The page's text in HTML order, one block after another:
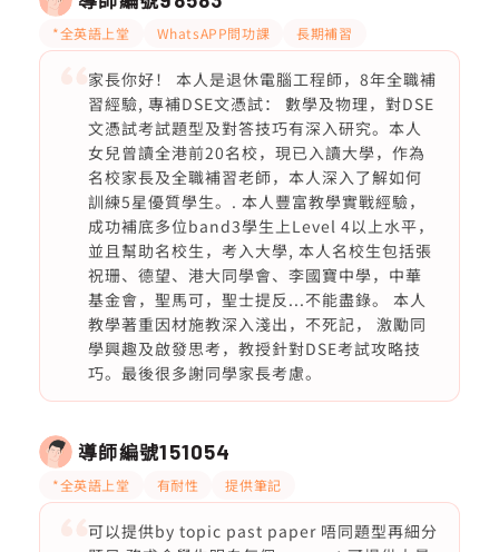
*全英語上堂 WhatsAPP問功課 長期補習
家長你好！ 本人是退休電腦工程師，8年全職補
習經驗, 專補DSE文憑試： 數學及物理，對DSE
文憑試考試題型及對答技巧有深入研究。本人
女兒曾讀全港前20名校，現已入讀大學，作為
名校家長及全職補習老師，本人深入了解如何
訓練5星優質學生。. 本人豐富教學實戰經驗，
成功補底多位band3學生上Level 4以上水平，
並且幫助名校生，考入大學, 本人名校生包括張
祝珊、德望、港大同學會、李國寶中學，中華
基金會，聖馬可，聖士提反...不能盡錄。 本人
教學著重因材施教深入淺出，不死記， 激勵同
學興趣及啟發思考，教授針對DSE考試攻略技
巧。最後很多謝同學家長考慮。
導師編號151054
*全英語上堂 有耐性 提供筆記
可以提供by topic past paper 唔同題型再細分